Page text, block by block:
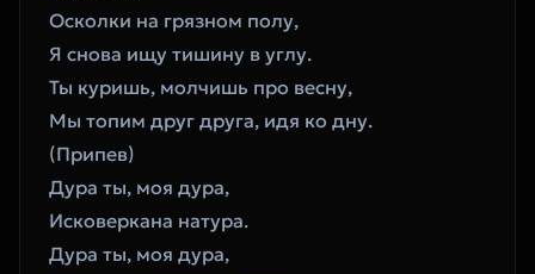
Осколки на грязном полу,
Я снова ищу тишину в углу.
Ты куришь, молчишь про весну,
Мы топим друг друга, идя ко дну.
​(Припев)
Дура ты, моя дура,
Исковеркана натура.
Дура ты, моя дура,